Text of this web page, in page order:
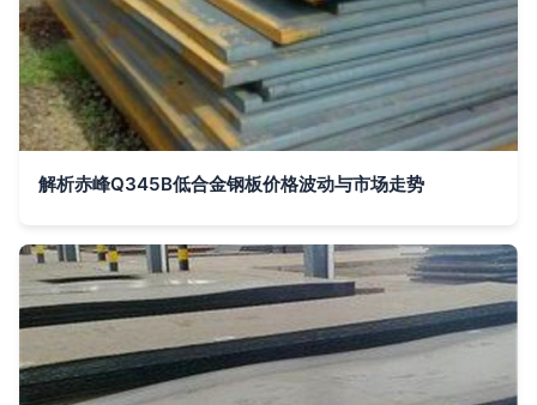
解析赤峰Q345B低合金钢板价格波动与市场走势